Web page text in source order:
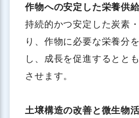
作物への安定した栄養供
持続的かつ安定した炭素
り、作物に必要な栄養分
し、成長を促進するとと
させます。
土壌構造の改善と微生物